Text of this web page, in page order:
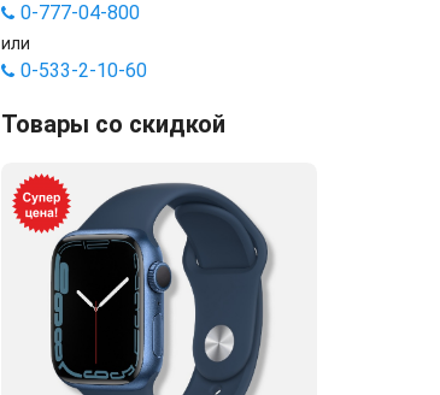
0-777-04-800
или
0-533-2-10-60
Товары со скидкой